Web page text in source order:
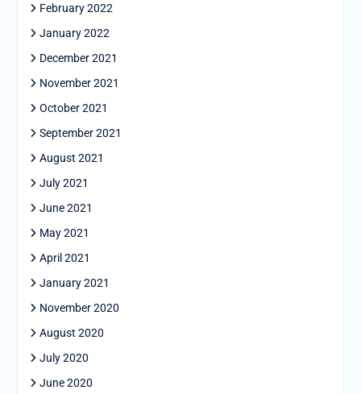
February 2022
January 2022
December 2021
November 2021
October 2021
September 2021
August 2021
July 2021
June 2021
May 2021
April 2021
January 2021
November 2020
August 2020
July 2020
June 2020